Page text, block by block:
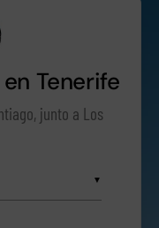
Tenerife
junto a Los